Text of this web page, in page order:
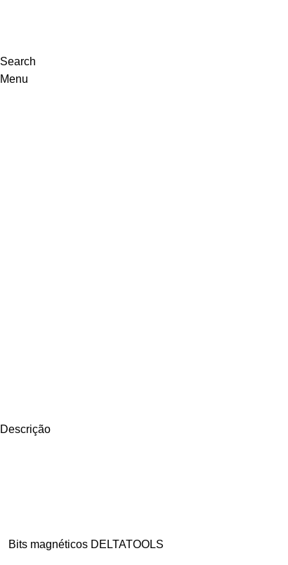
Search
Menu
Descrição
Bits magnéticos DELTATOOLS